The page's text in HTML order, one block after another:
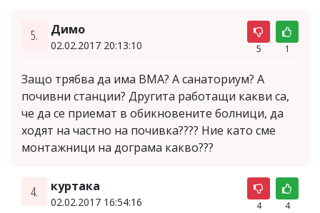
5. Димо
02.02.2017 20:13:10 5 1
Защо трябва да има ВМА? А санаториум? А
почивни станции? Другита работащи какви са,
че да се приемат в обикновените болници, да
ходят на частно на почивка???? Ние като сме
монтажници на дограма какво???
4. куртака
02.02.2017 16:54:16 4 4